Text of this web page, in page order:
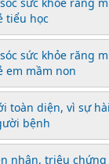
tiểu học
sức khỏe răng
em mầm non
toàn diện, vì sự
bệnh
nhân, triệu chứng